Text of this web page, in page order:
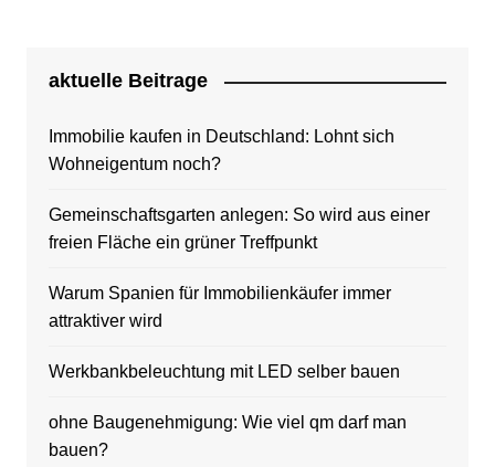
aktuelle Beitrage
Immobilie kaufen in Deutschland: Lohnt sich
Wohneigentum noch?
Gemeinschaftsgarten anlegen: So wird aus einer
freien Fläche ein grüner Treffpunkt
Warum Spanien für Immobilienkäufer immer
attraktiver wird
Werkbankbeleuchtung mit LED selber bauen
ohne Baugenehmigung: Wie viel qm darf man
bauen?